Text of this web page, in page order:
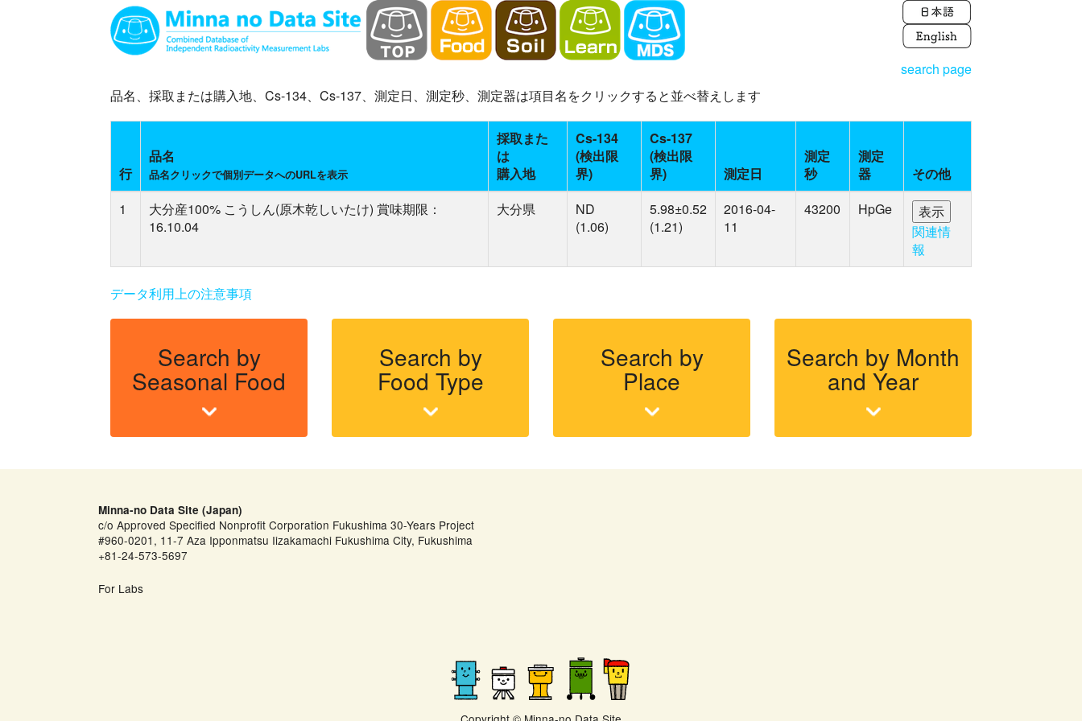
search page
品名、採取または購入地、Cs-134、Cs-137、測定日、測定秒、測定器は項目名をクリックすると並べ替えします
行
品名
品名クリックで個別データへのURLを表示
採取また
は
購入地
Cs-134
(検出限
界)
Cs-137
(検出限
界)
測定日
測定
秒
測定
器
その他
1
大分産100% こうしん(原木乾しいたけ) 賞味期限：
16.10.04
大分県
ND
(1.06)
5.98±0.52
(1.21)
2016-04-
11
43200
HpGe
関連情
報
データ利用上の注意事項
Search by
Seasonal Food
Search by
Food Type
Search by
Place
Search by Month
and Year
Minna-no Data Site (Japan)
c/o Approved Specified Nonprofit Corporation Fukushima 30-Years Project
#960-0201, 11-7 Aza Ipponmatsu Iizakamachi Fukushima City, Fukushima
+81-24-573-5697
For Labs